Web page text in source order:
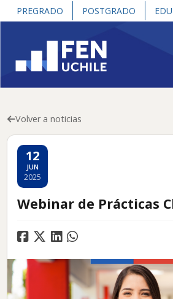
PREGRADO POSTGRADO
Volver a noticias
12
JUN
2025
Webinar de Prácticas